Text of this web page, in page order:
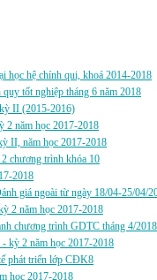
học hệ chính qui, khoá 2014-2018
tốt nghiệp tháng 6 năm 2018
II (2015-2016)
2 năm học 2017-2018
II, năm học 2017-2018
chương trình khóa 10
2018
giá ngoài từ ngày 18/04-25/04/
2 năm học 2017-2018
chương trình GDTC tháng 4/2018
kỳ 2 năm học 2017-2018
phát triển lớp CĐK8
học 2017-2018